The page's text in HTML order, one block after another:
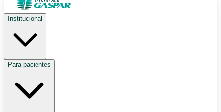
Institucional
Para pacientes